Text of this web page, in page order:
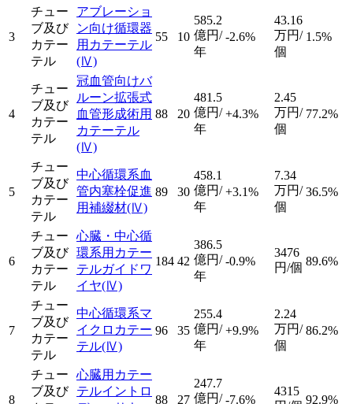
3
チュー
ブ及び
カテー
テル
アブレーショ
ン向け循環器
用カテーテル
(Ⅳ)
55 10
585.2
億円/
年
-2.6%
43.16
万円/
個
1.5%
4
チュー
ブ及び
カテー
テル
冠血管向けバ
ルーン拡張式
血管形成術用
カテーテル
(Ⅳ)
88 20
481.5
億円/
年
+4.3%
2.45
万円/
個
77.2%
5
チュー
ブ及び
カテー
テル
中心循環系血
管内塞栓促進
用補綴材(Ⅳ)
89 30
458.1
億円/
年
+3.1%
7.34
万円/
個
36.5%
6
チュー
ブ及び
カテー
テル
心臓・中心循
環系用カテー
テルガイドワ
イヤ(Ⅳ)
184 42
386.5
億円/
年
-0.9%
3476
円/個 89.6%
7
チュー
ブ及び
カテー
テル
中心循環系マ
イクロカテー
テル(Ⅳ)
96 35
255.4
億円/
年
+9.9%
2.24
万円/
個
86.2%
8
チュー
ブ及び
心臓用カテー
テルイントロ
88 27
247.7
億円/ -7.6%
4315
92.9%